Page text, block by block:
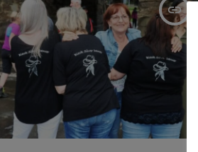
heute […]
insert_link